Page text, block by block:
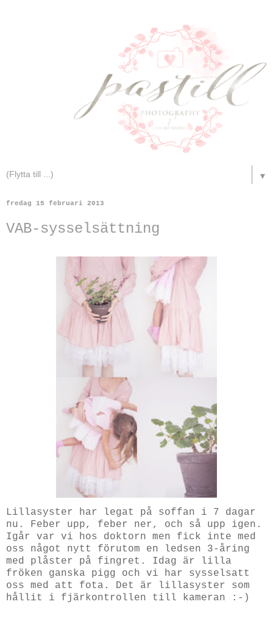
▼
fredag 15 februari 2013
VAB-sysselsättning
Lillasyster har legat på soffan i 7 dagar
nu. Feber upp, feber ner, och så upp igen.
Igår var vi hos doktorn men fick inte med
oss något nytt förutom en ledsen 3-åring
med plåster på fingret. Idag är lilla
fröken ganska pigg och vi har sysselsatt
oss med att fota. Det är lillasyster som
hållit i fjärkontrollen till kameran :-)